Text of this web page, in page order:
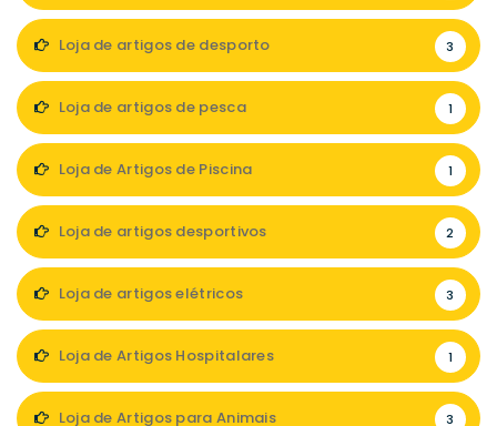
Loja de artigos de desporto 3
Loja de artigos de pesca 1
Loja de Artigos de Piscina 1
Loja de artigos desportivos 2
Loja de artigos elétricos 3
Loja de Artigos Hospitalares 1
Loja de Artigos para Animais 3